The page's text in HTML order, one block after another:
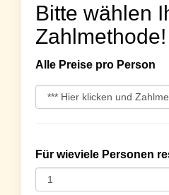
Bitte wählen
Alle Preise pro Person
Für wieviele Personen